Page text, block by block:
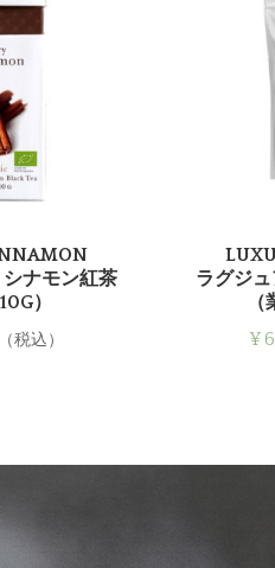
ナモン紅茶
）
（税込）
ラグジ
¥